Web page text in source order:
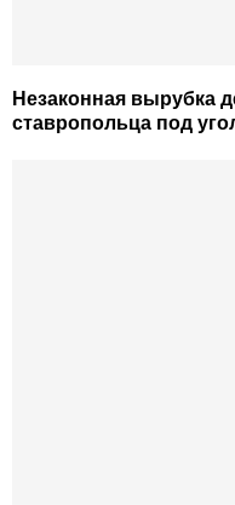
Незаконная вырубка
ставропольца под